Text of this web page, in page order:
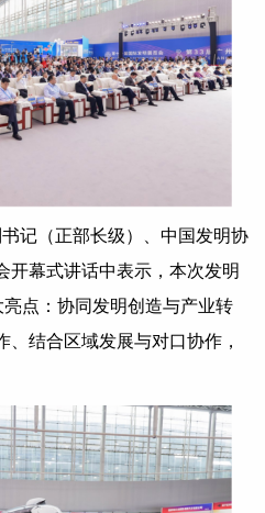
记（正部长级）、中国发明协
开幕式讲话中表示，本次发明
亮点：协同发明创造与产业转
结合区域发展与对口协作，